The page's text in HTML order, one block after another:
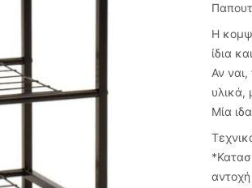
Η
ίδια
Αν
υλικά,
Μία